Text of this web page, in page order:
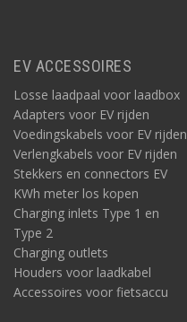
EV ACCESSOIRES
Losse laadpaal voor laadbox
Adapters voor EV rijden
Voedingskabels voor EV rijden
Verlengkabels voor EV rijden
Stekkers en connectors EV
KWh meter los kopen
Charging inlets Type 1 en
Type 2
Charging outlets
Houders voor laadkabel
Accessoires voor fietsaccu